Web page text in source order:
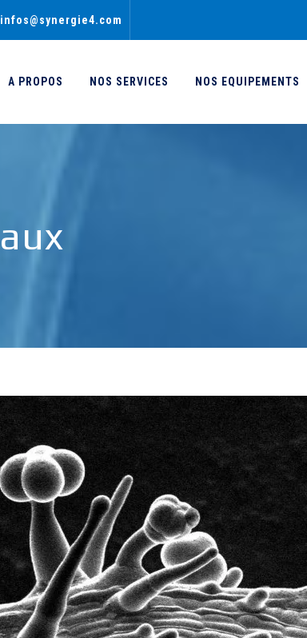
A PROPOS NOS SERVICES NOS EQUIPEMENTS